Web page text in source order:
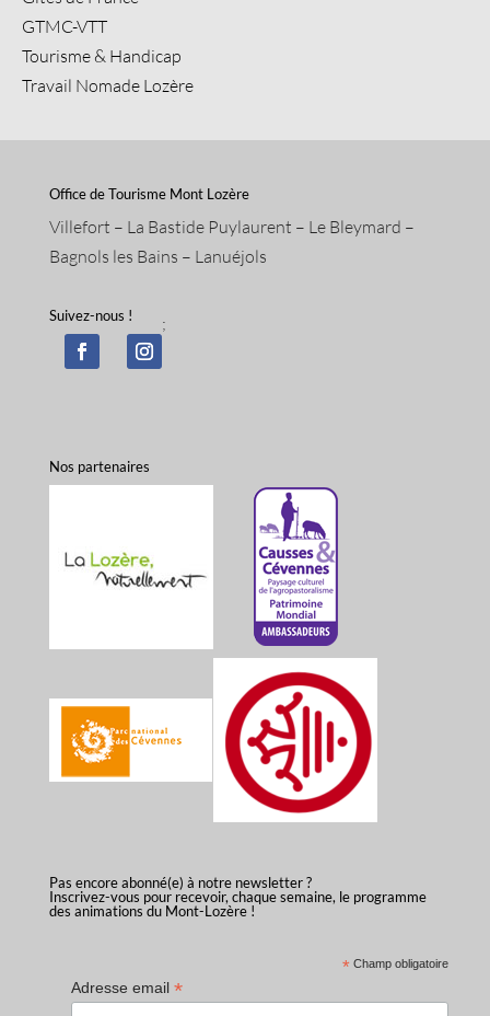
GTMC-VTT
Tourisme & Handicap
Travail Nomade Lozère
Office de Tourisme Mont Lozère
Villefort – La Bastide Puylaurent – Le Bleymard –
Bagnols les Bains – Lanuéjols
Suivez-nous ! ;
Nos partenaires
Pas encore abonné(e) à notre newsletter ?
Inscrivez-vous pour recevoir, chaque semaine, le programme
des animations du Mont-Lozère !
* Champ obligatoire
Adresse email *